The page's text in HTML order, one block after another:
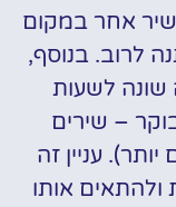
שיר אחר במקום
לרוב. בנוסף,
שונה לשעות
– שירים
עניין זה
אותו